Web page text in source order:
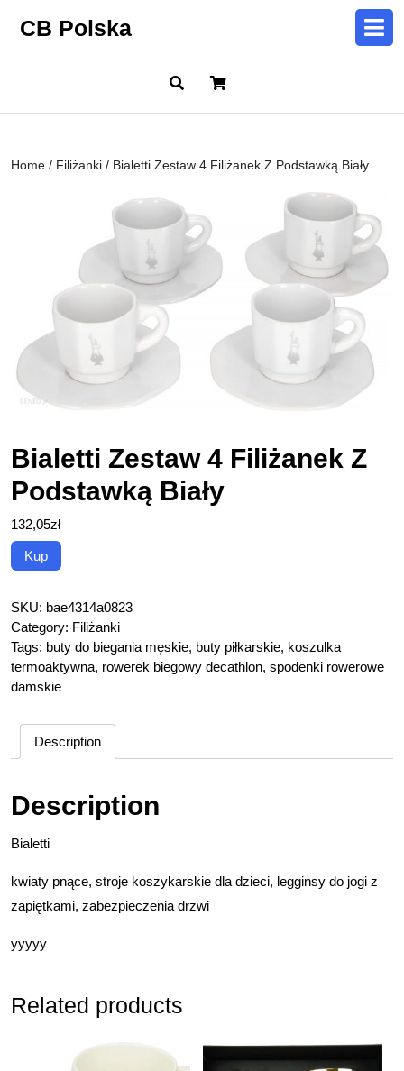
CB Polska
Cart
Home / Filiżanki / Bialetti Zestaw 4 Filiżanek Z Podstawką Biały
Bialetti Zestaw 4 Filiżanek Z
Podstawką Biały
132,05zł
Kup
SKU: bae4314a0823
Category: Filiżanki
Tags: buty do biegania męskie, buty piłkarskie, koszulka
termoaktywna, rowerek biegowy decathlon, spodenki rowerowe
damskie
Description
Description
Bialetti
kwiaty pnące, stroje koszykarskie dla dzieci, legginsy do jogi z
zapiętkami, zabezpieczenia drzwi
yyyyy
Related products